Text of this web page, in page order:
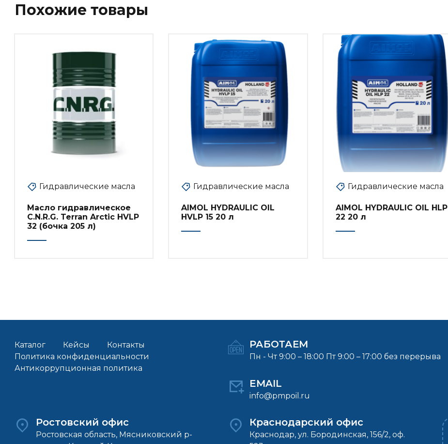
Похожие товары
Гидравлические масла
Масло гидравлическое
C.N.R.G. Terran Arctic HVLP
32 (бочка 205 л)
Гидравлические масла
AIMOL HYDRAULIC OIL
HVLP 15 20 л
Гидравлические масла
AIMOL HYDRAULIC OIL HLP
22 20 л
Каталог Кейсы
Контакты
Политика конфиденциальности
Антикоррупционная политика
РАБОТАЕМ
Пн - Чт 9:00 – 18:00 Пт 9:00 – 17:00 без перерыва
EMAIL
info@pmpoil.ru
Ростовский офис
Ростовская область, Мясниковский р-
Краснодарский офис
Краснодар, ул. Бородинская, 156/2, оф.